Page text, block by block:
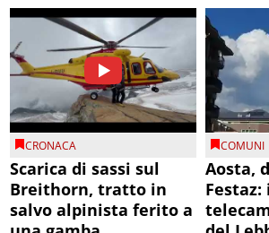
CRONACA
Scarica di sassi sul
Breithorn, tratto in
salvo alpinista ferito a
COMUNI
Aosta,